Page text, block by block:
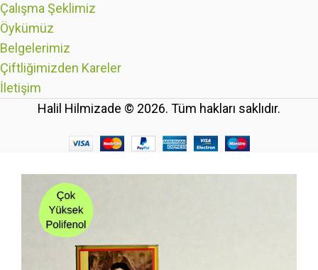
Çalışma Şeklimiz
Öykümüz
Belgelerimiz
Çiftliğimizden Kareler
İletişim
Halil Hilmizade © 2026. Tüm hakları saklıdır.